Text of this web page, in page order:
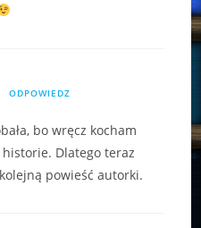
ODPOWIEDZ
bo wręcz kocham
Dlatego teraz
powieść autorki.